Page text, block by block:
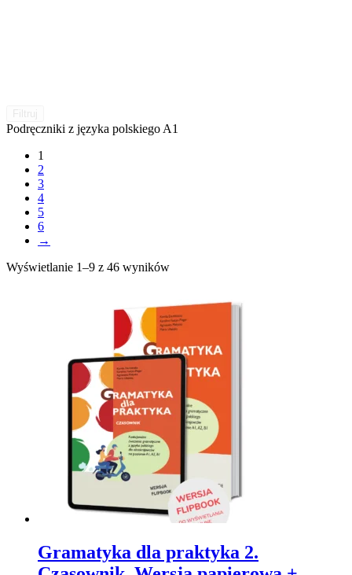
Podręczniki z języka polskiego A1
1
2
3
4
5
6
→
Wyświetlanie 1–9 z 46 wyników
Gramatyka dla praktyka 2.